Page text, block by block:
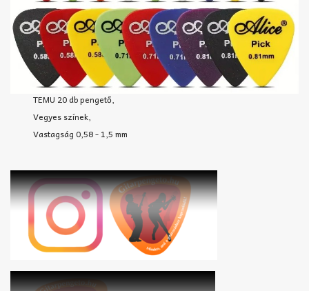
TEMU 20 db pengető,
Vegyes színek,
Vastagság 0,58 - 1,5 mm